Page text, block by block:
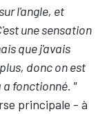
l'angle, et
une sensation
que j'avais
donc on est
a fonctionné. "
principale - à